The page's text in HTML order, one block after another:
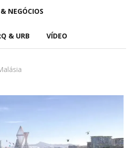
NEGÓCIOS
& URB VÍDEO